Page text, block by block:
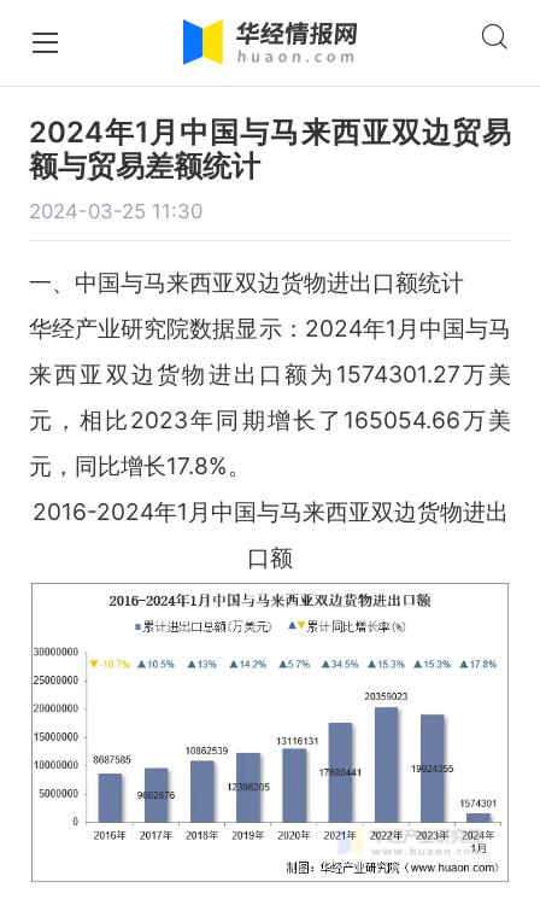
2024年1月中国与马来西亚双边贸易
额与贸易差额统计
2024-03-25 11:30
一、中国与马来西亚双边货物进出口额统计
华经产业研究院数据显示：2024年1月中国与马
来西亚双边货物进出口额为1574301.27万美
元，相比2023年同期增长了165054.66万美
元，同比增长17.8%。
2016-2024年1月中国与马来西亚双边货物进出
口额